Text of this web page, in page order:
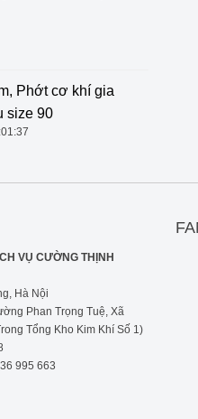
theo cầu size 90
VỤ CƯỜNG THỊNH
Hà Nội
Phan Trọng Tuệ, Xã
Tổng Kho Kim Khí Số 1)
995 663